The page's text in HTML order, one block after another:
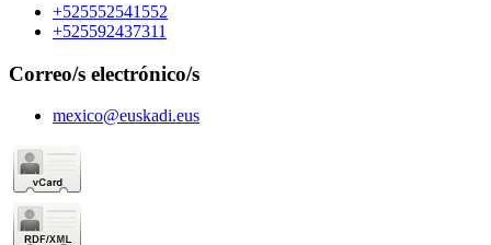
+525552541552
+525592437311
Correo/s electrónico/s
mexico@euskadi.eus